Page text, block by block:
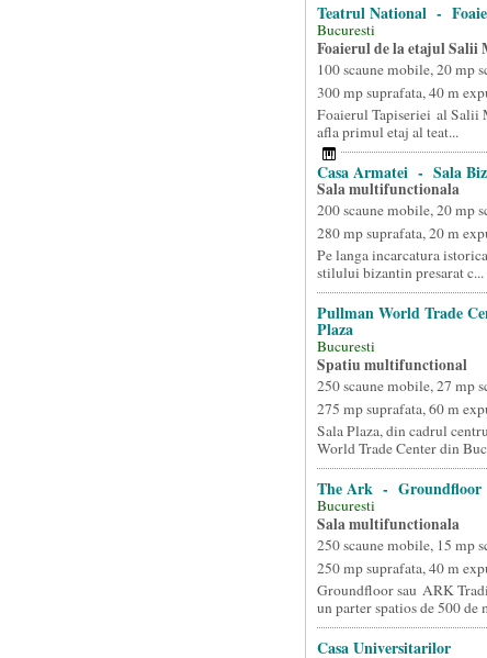
Teatrul National -
Bucuresti
Foaierul de la etajul Salii
100 scaune mobile, 20 mp
300 mp suprafata, 40 m
Foaierul Tapiseriei al Salii
afla primul etaj al teat...
Casa Armatei - Sala
Sala multifunctionala
200 scaune mobile, 20 mp
280 mp suprafata, 20 m
Pe langa incarcatura
stilului bizantin presarat c...
Pullman World Trade
Plaza
Bucuresti
Spatiu multifunctional
250 scaune mobile, 27 mp
275 mp suprafata, 60 m
Sala Plaza, din cadrul
World Trade Center din
The Ark - Groundfloor
Bucuresti
Sala multifunctionala
250 scaune mobile, 15 mp
250 mp suprafata, 40 m
Groundfloor sau ARK
un parter spatios de 500 de
Casa Universitarilor